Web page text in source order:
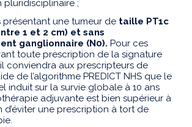
;
présentant une tumeur de taille PT1c
1 et 2 cm) et sans
ganglionnaire (N0). Pour ces
toute prescription de la signature
conviendra aux prescripteurs de
de l’algorithme PREDICT NHS que le
induit sur la survie globale à 10 ans
adjuvante est bien supérieur à
d’éviter une prescription à tort de